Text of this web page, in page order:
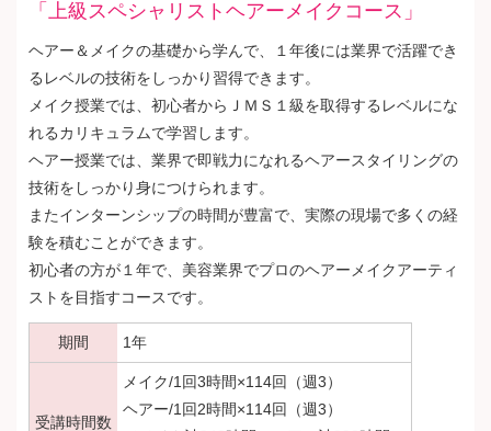
「上級スペシャリストヘアーメイクコース」
ヘアー＆メイクの基礎から学んで、１年後には業界で活躍でき
るレベルの技術をしっかり習得できます。
メイク授業では、初心者からＪＭＳ１級を取得するレベルにな
れるカリキュラムで学習します。
ヘアー授業では、業界で即戦力になれるヘアースタイリングの
技術をしっかり身につけられます。
またインターンシップの時間が豊富で、実際の現場で多くの経
験を積むことができます。
初心者の方が１年で、美容業界でプロのヘアーメイクアーティ
ストを目指すコースです。
期間 1年
受講時間数
メイク/1回3時間×114回（週3）
ヘアー/1回2時間×114回（週3）